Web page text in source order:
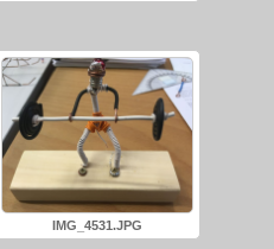
IMG_4531.JPG